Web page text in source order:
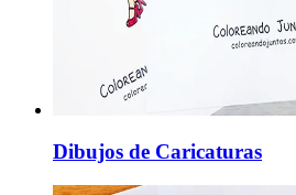
Dibujos de Caricaturas